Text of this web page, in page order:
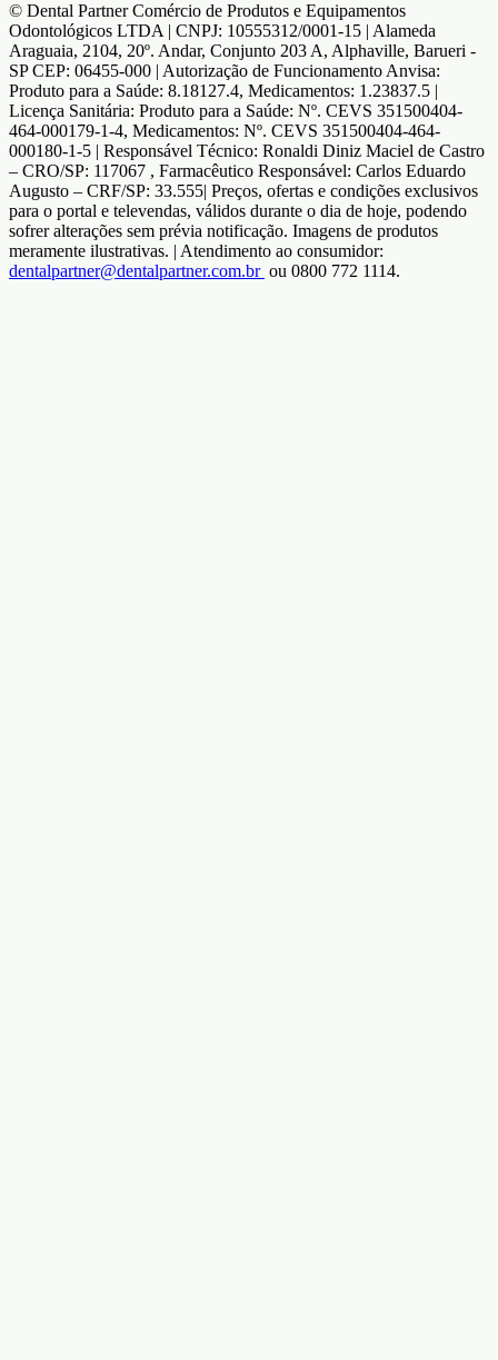
© Dental Partner Comércio de Produtos e Equipamentos
Odontológicos LTDA | CNPJ: 10555312/0001-15 | Alameda
Araguaia, 2104, 20º. Andar, Conjunto 203 A, Alphaville, Barueri -
SP CEP: 06455-000 | Autorização de Funcionamento Anvisa:
Produto para a Saúde: 8.18127.4, Medicamentos: 1.23837.5 |
Licença Sanitária: Produto para a Saúde: Nº. CEVS 351500404-
464-000179-1-4, Medicamentos: Nº. CEVS 351500404-464-
000180-1-5 | Responsável Técnico: Ronaldi Diniz Maciel de Castro
– CRO/SP: 117067 , Farmacêutico Responsável: Carlos Eduardo
Augusto – CRF/SP: 33.555| Preços, ofertas e condições exclusivos
para o portal e televendas, válidos durante o dia de hoje, podendo
sofrer alterações sem prévia notificação. Imagens de produtos
meramente ilustrativas. | Atendimento ao consumidor:
dentalpartner@dentalpartner.com.br ou 0800 772 1114.